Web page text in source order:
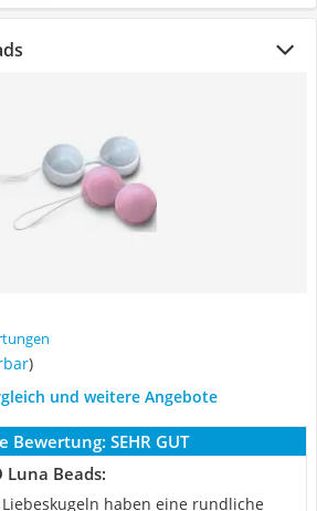
)
und weitere Angebote
Bewertung: SEHR GUT
Luna Beads:
Liebeskugeln haben eine rundliche